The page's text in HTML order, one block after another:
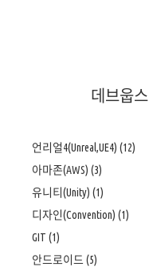
데브웁스
언리얼4(Unreal,UE4) (12)
아마존(AWS) (3)
유니티(Unity) (1)
디자인(Convention) (1)
GIT (1)
안드로이드 (5)